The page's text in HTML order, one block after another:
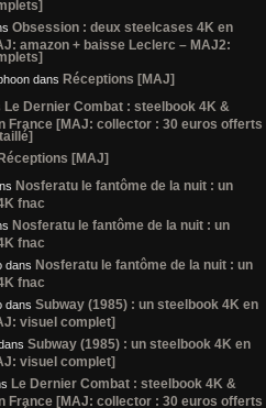
Obsession : deux steelcases 4K en
amazon + baisse Leclerc – MAJ2:
dans Réceptions [MAJ]
Le Dernier Combat : steelbook 4K &
France [MAJ: collector : 30 euros offerts
Réceptions [MAJ]
Nosferatu le fantôme de la nuit : un
fnac
Nosferatu le fantôme de la nuit : un
fnac
dans Nosferatu le fantôme de la nuit : un
fnac
dans Subway (1985) : un steelbook 4K en
visuel complet]
Subway (1985) : un steelbook 4K en
visuel complet]
Le Dernier Combat : steelbook 4K &
France [MAJ: collector : 30 euros offerts